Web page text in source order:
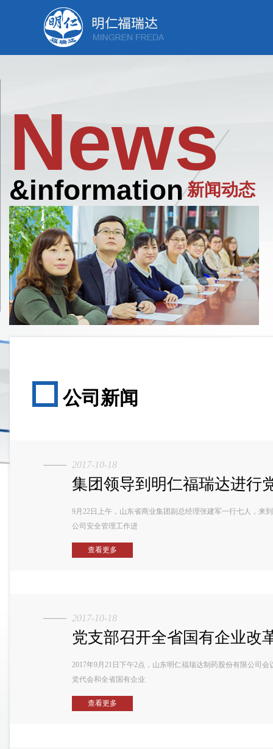
News
&information新闻动态
公司新闻
2017-10-18
集团领导到明仁福瑞达进行
9月22日上午，山东省商业集团副总经理张建军一行七人，来
公司安全管理工作进
查看更多
2017-10-18
党支部召开全省国有企业改
2017年9月21日下午2点，山东明仁福瑞达制药股份有限公司
党代会和全省国有企业
查看更多